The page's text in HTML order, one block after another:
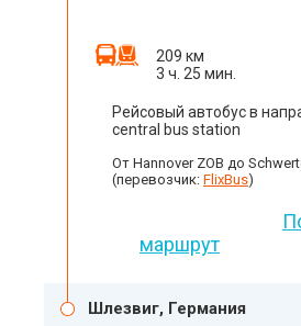
209 км
3 ч. 25 мин.
Рейсовый автобус в
central bus station
От Hannover ZOB до
(перевозчик: FlixBus)
маршрут
Шлезвиг, Германия